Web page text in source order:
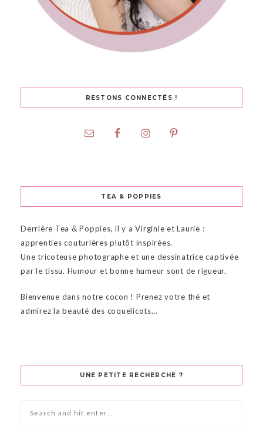
RESTONS CONNECTÉS !
TEA & POPPIES
Derrière Tea & Poppies, il y a Virginie et Laurie :
apprenties couturières plutôt inspirées.
Une tricoteuse photographe et une dessinatrice captivée
par le tissu. Humour et bonne humeur sont de rigueur.
Bienvenue dans notre cocon ! Prenez votre thé et
admirez la beauté des coquelicots…
UNE PETITE RECHERCHE ?